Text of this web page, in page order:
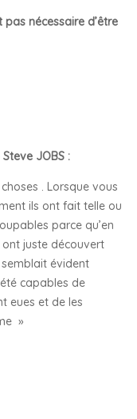
pas nécessaire d’être
JOBS :
. Lorsque vous
ils ont fait telle ou
parce qu’en
ont juste découvert
évident
capables de
eues et de les
»